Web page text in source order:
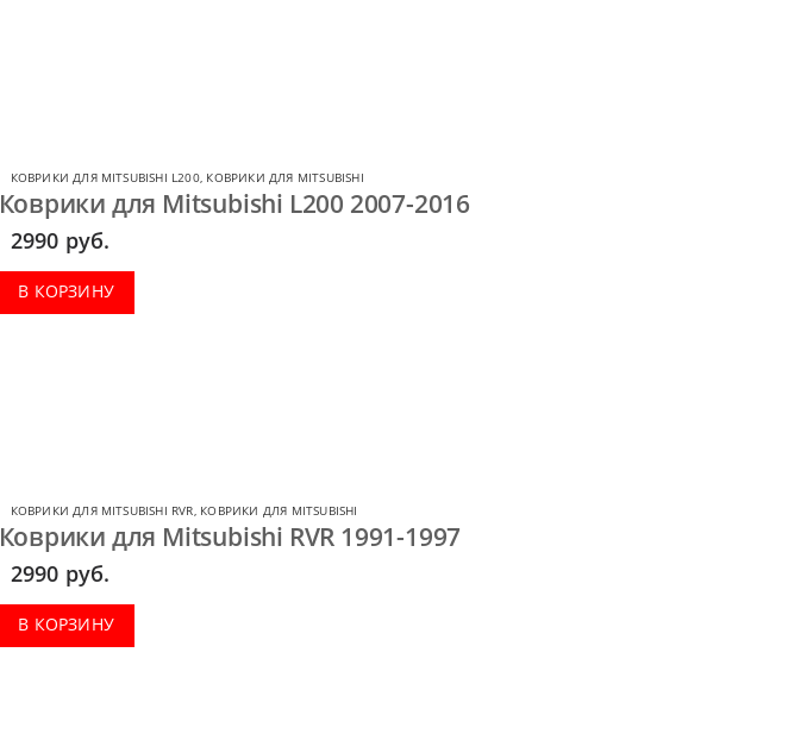
КОВРИКИ ДЛЯ MITSUBISHI L200, КОВРИКИ ДЛЯ MITSUBISHI
Коврики для Mitsubishi L200 2007-2016
2990 руб.
В КОРЗИНУ
КОВРИКИ ДЛЯ MITSUBISHI RVR, КОВРИКИ ДЛЯ MITSUBISHI
Коврики для Mitsubishi RVR 1991-1997
2990 руб.
В КОРЗИНУ